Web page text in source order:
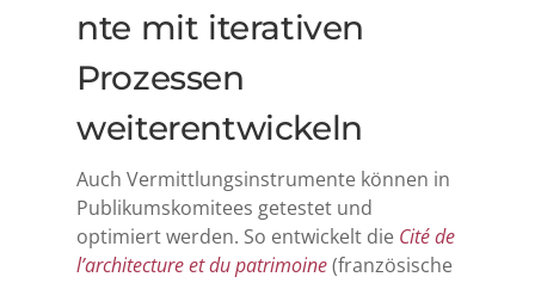
nte mit iterativen
Prozessen
weiterentwickeln
Auch Vermittlungsinstrumente können in
Publikumskomitees getestet und
optimiert werden. So entwickelt die Cité de
l’architecture et du patrimoine(französische